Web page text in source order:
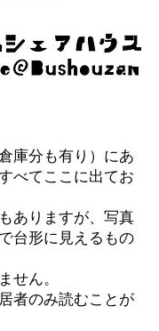
庫分も有り）にあ
べてここに出てお
ありますが、写真
台形に見えるもの
せん。
者のみ読むことが